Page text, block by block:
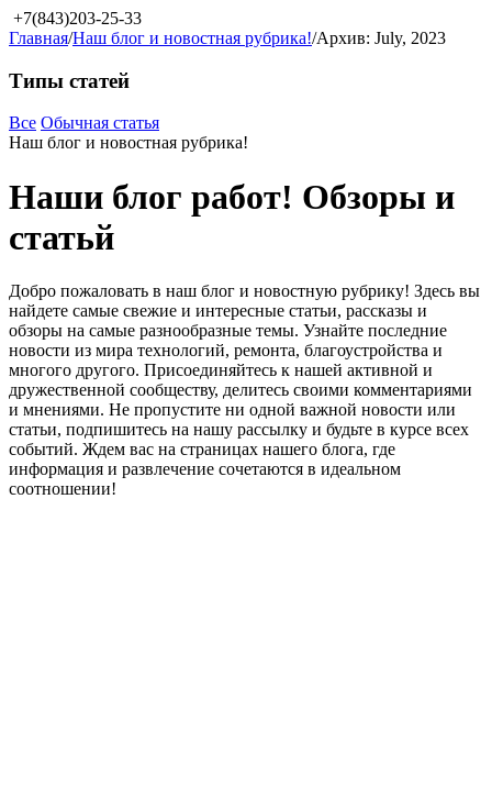
+7(843)203-25-33
Главная/Наш блог и новостная рубрика!/Архив: July, 2023
Типы статей
Все Обычная статья
Наш блог и новостная рубрика!
Наши блог работ! Обзоры и
статьй
Добро пожаловать в наш блог и новостную рубрику! Здесь вы
найдете самые свежие и интересные статьи, рассказы и
обзоры на самые разнообразные темы. Узнайте последние
новости из мира технологий, ремонта, благоустройства и
многого другого. Присоединяйтесь к нашей активной и
дружественной сообществу, делитесь своими комментариями
и мнениями. Не пропустите ни одной важной новости или
статьи, подпишитесь на нашу рассылку и будьте в курсе всех
событий. Ждем вас на страницах нашего блога, где
информация и развлечение сочетаются в идеальном
соотношении!